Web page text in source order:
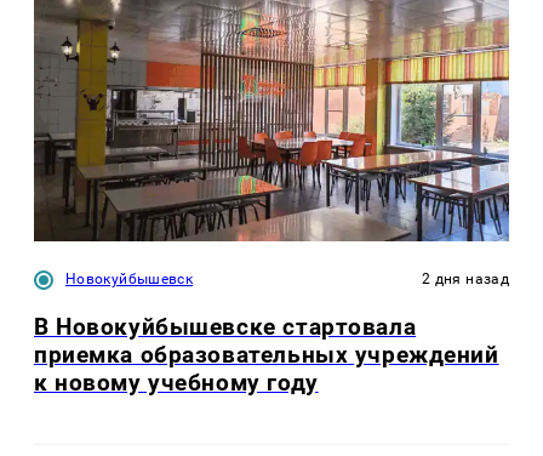
Новокуйбышевск 2 дня назад
В Новокуйбышевске стартовала
приемка образовательных учреждений
к новому учебному году